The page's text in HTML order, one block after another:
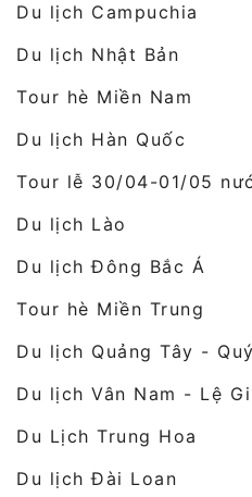
Du lịch Campuchia
Du lịch Nhật Bản
Tour hè Miền Nam
Du lịch Hàn Quốc
Tour lễ 30/04-01/05
Du lịch Lào
Du lịch Đông Bắc Á
Tour hè Miền Trung
Du lịch Quảng Tây -
Du lịch Vân Nam - Lệ
Du Lịch Trung Hoa
Du lịch Đài Loan